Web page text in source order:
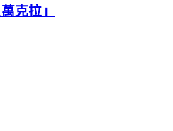
克拉」